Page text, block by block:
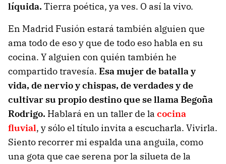
líquida. Tierra poética, ya ves. O así la vivo.
En Madrid Fusión estará también alguien que
ama todo de eso y que de todo eso habla en su
cocina. Y alguien con quién también he
compartido travesía. Esa mujer de batalla y
vida, de nervio y chispas, de verdades y de
cultivar su propio destino que se llama Begoña
Rodrigo. Hablará en un taller de la cocina
fluvial, y sólo el título invita a escucharla. Vivirla.
Siento recorrer mi espalda una anguila, como
una gota que cae serena por la silueta de la